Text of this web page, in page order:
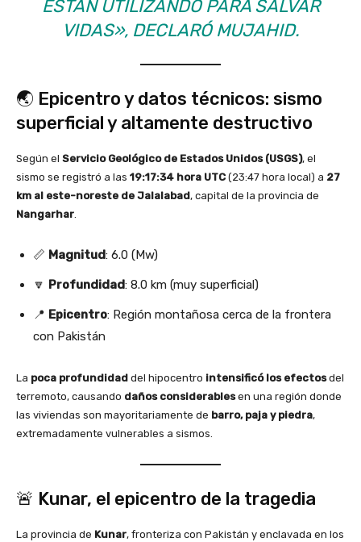
ESTÁN UTILIZANDO PARA SALVAR
VIDAS», DECLARÓ MUJAHID.
🌏 Epicentro y datos técnicos: sismo
superficial y altamente destructivo
Según el Servicio Geológico de Estados Unidos (USGS), el
sismo se registró a las 19:17:34 hora UTC (23:47 hora local) a 27
km al este-noreste de Jalalabad, capital de la provincia de
Nangarhar.
📏 Magnitud: 6.0 (Mw)
🔽 Profundidad: 8.0 km (muy superficial)
📍 Epicentro: Región montañosa cerca de la frontera
con Pakistán
La poca profundidad del hipocentro intensificó los efectosdel
terremoto, causando daños considerablesen una región donde
las viviendas son mayoritariamente de barro, paja y piedra,
extremadamente vulnerables a sismos.
🚨 Kunar, el epicentro de la tragedia
La provincia de Kunar, fronteriza con Pakistán y enclavada en los